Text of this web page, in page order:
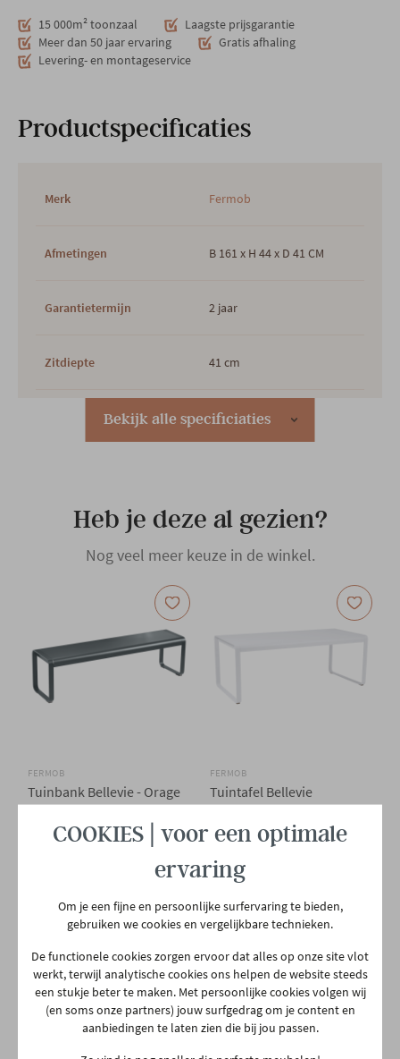
15 000m² toonzaal
Laagste prijsgarantie
Meer dan 50 jaar ervaring
Gratis afhaling
Levering- en montageservice
Productspecificaties
Bekijk alle specificiaties
Merk Fermob
Afmetingen B 161 x H 44 x D 41 CM
Garantietermijn 2 jaar
Zitdiepte 41 cm
44 cm
Outdoor Ja
Hoofdmateriaal Aluminium
Type poten Sledepoot
Gewicht 14 kg
Heb je deze al gezien?
Nog veel meer keuze in de winkel.
FERMOB
Tuinbank Bellevie - Orage
grijs
€ 798,00
Binnen 6 weken bij jou thuis
FERMOB
Tuintafel Bellevie
196x90cm - Cotton wit
€ 1.950,00
Binnen 6 weken bij jou thuis
Meer mogelijkheden
COOKIES | voor een optimale
ervaring
Om je een fijne en persoonlijke surfervaring te bieden,
gebruiken we cookies en vergelijkbare technieken.
De functionele cookies zorgen ervoor dat alles op onze site vlot
werkt, terwijl analytische cookies ons helpen de website steeds
een stukje beter te maken. Met persoonlijke cookies volgen wij
(en soms onze partners) jouw surfgedrag om je content en
aanbiedingen te laten zien die bij jou passen.